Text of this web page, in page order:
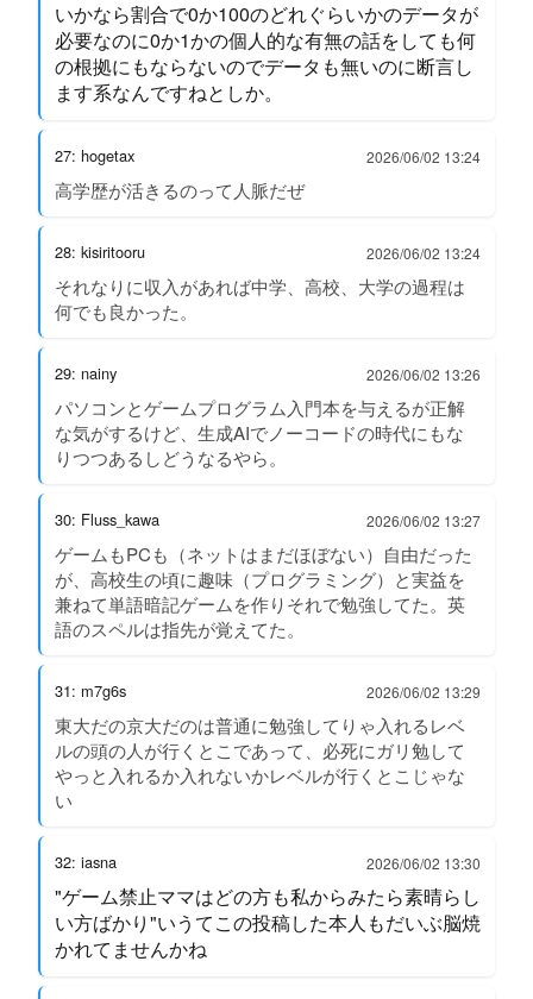
いかなら割合で0か100のどれぐらいかのデータが
必要なのに0か1かの個人的な有無の話をしても何
の根拠にもならないのでデータも無いのに断言し
ます系なんですねとしか。
27: hogetax 2026/06/02 13:24
高学歴が活きるのって人脈だぜ
28: kisiritooru 2026/06/02 13:24
それなりに収入があれば中学、高校、大学の過程は
何でも良かった。
29: nainy 2026/06/02 13:26
パソコンとゲームプログラム入門本を与えるが正解
な気がするけど、生成AIでノーコードの時代にもな
りつつあるしどうなるやら。
30: Fluss_kawa 2026/06/02 13:27
ゲームもPCも（ネットはまだほぼない）自由だった
が、高校生の頃に趣味（プログラミング）と実益を
兼ねて単語暗記ゲームを作りそれで勉強してた。英
語のスペルは指先が覚えてた。
31: m7g6s 2026/06/02 13:29
東大だの京大だのは普通に勉強してりゃ入れるレベ
ルの頭の人が行くとこであって、必死にガリ勉して
やっと入れるか入れないかレベルが行くとこじゃな
い
32: iasna 2026/06/02 13:30
"ゲーム禁止ママはどの方も私からみたら素晴らし
い方ばかり"いうてこの投稿した本人もだいぶ脳焼
かれてませんかね